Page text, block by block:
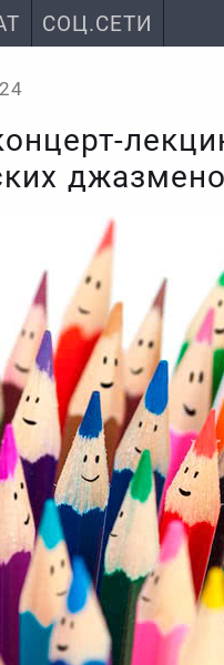
СОЦ.СЕТИ